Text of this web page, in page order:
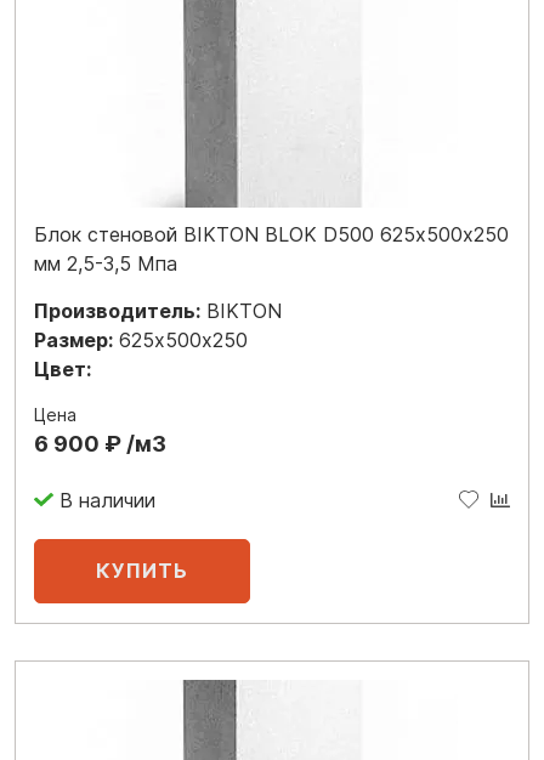
Блок стеновой BIKTON BLOK D500 625х500х250
мм 2,5-3,5 Мпа
Производитель: BIKTON
Размер: 625х500х250
Цвет:
Цена
6 900 ₽ /м3
В наличии